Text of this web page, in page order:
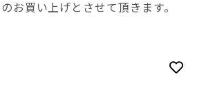
お買い上げとさせて頂きます。